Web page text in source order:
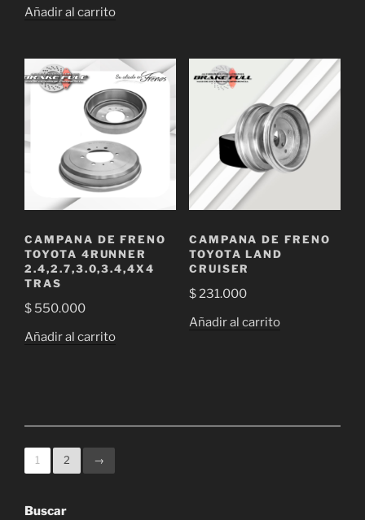
Añadir al carrito
CAMPANA DE FRENO
TOYOTA 4RUNNER
2.4,2.7,3.0,3.4,4X4
TRAS
$ 550.000
Añadir al carrito
CAMPANA DE FRENO
TOYOTA LAND
CRUISER
$231.000
Añadir al carrito
1 2 →
Buscar